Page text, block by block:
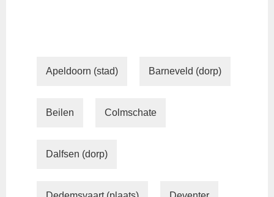
Apeldoorn (stad) Barneveld (dorp)
Beilen Colmschate
Dalfsen (dorp)